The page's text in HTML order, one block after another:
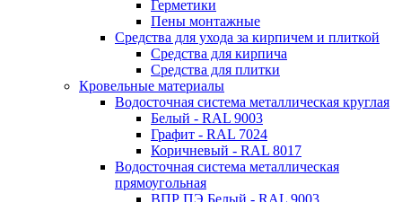
Герметики
Пены монтажные
Средства для ухода за кирпичем и плиткой
Средства для кирпича
Средства для плитки
Кровельные материалы
Водосточная система металлическая круглая
Белый - RAL 9003
Графит - RAL 7024
Коричневый - RAL 8017
Водосточная система металлическая
прямоугольная
ВПР ПЭ Белый - RAL 9003